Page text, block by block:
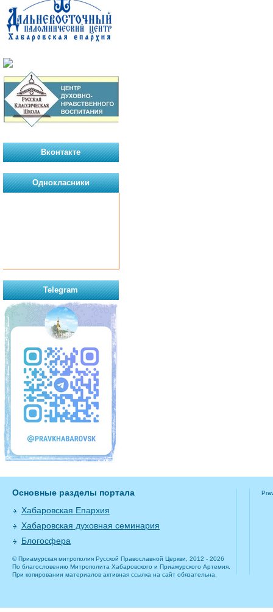
Вконтакте
Однокласники
Telegram
Основные разделы портала
Хабаровская Епархия
Хабаровская духовная семинария
Блогосфера
© Приамурская митрополия Русской Православной Церкви, 2012 - 2026
По благословению Митрополита Хабаровского и Приамурского Артемия.
При копировании материалов активная ссылка на сайт обязательна.